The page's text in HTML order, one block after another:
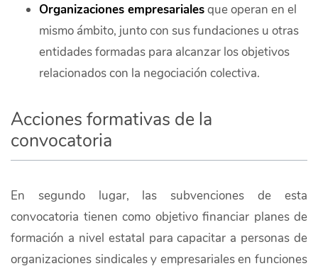
Organizaciones empresarialesque operan en el
mismo ámbito, junto con sus fundaciones u otras
entidades formadas para alcanzar los objetivos
relacionados con la negociación colectiva.
Acciones formativas de la
convocatoria
En segundo lugar, las subvenciones de esta
convocatoria tienen como objetivo financiar planes de
formación a nivel estatal para capacitar a personas de
organizaciones sindicales y empresariales en funciones